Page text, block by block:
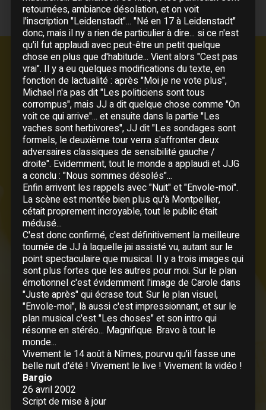
Liste des chansons
Je marche seul
Répétitions : Encore un matin, Une poussière,
Ensemble, C'est pas vrai, Nos mains
Nos mains
Petite fille
Encore un matin
Une poussière
Je voudrais vous revoir
Juste après
En passant
Veiller tard
Et l'on n'y peut rien
Tournent les violons
Ensemble
On ira
Les choses
Né en 17 à Leidenstadt
C'est pas vrai
Il suffira d'un signe
Présentation des musiciens : Je te donne (Michael
Jones), Quand la musique est bonne (Jacky
retournées, ambiance désolation, et on voit
l'inscription "Leidenstadt"... "Né en 17 à Leidenstadt"
donc, mais il ny a rien de particulier à dire... si ce n'est
qu'il fut applaudi avec peut-être un petit quelque
chose en plus que d'habitude... Vient alors "Cest pas
vrai". Il y a eu quelques modifications du texte, en
fonction de lactualité : après "Moi je ne vote plus",
Michael n'a pas dit "Les politiciens sont tous
corrompus", mais JJ a dit quelque chose comme "On
voit ce qui arrive"... et ensuite dans la partie "Les
vaches sont herbivores", JJ dit "Les sondages sont
formels, le deuxième tour verra s'affronter deux
adversaires classiques de sensibilité gauche /
droite". Evidemment, tout le monde a applaudi et JJG
a conclu : "Nous sommes désolés"...
Enfin arrivent les rappels avec "Nuit" et "Envole-moi".
La scène est montée bien plus qu'à Montpellier,
cétait proprement incroyable, tout le public était
médusé...
C'est donc confirmé, c'est définitivement la meilleure
tournée de JJ à laquelle jai assisté vu, autant sur le
point spectaculaire que musical. Il y a trois images qui
sont plus fortes que les autres pour moi. Sur le plan
émotionnel c'est évidemment l'image de Carole dans
"Juste après" qui écrase tout. Sur le plan visuel,
"Envole-moi", là aussi c'est impressionnant, et sur le
plan musical c'est "Les choses" et son intro qui
résonne en stéréo... Magnifique. Bravo à tout le
monde...
Vivement le 14 août à Nîmes, pourvu qu'il fasse une
belle nuit d'été ! Vivement le live ! Vivement la vidéo !
Bargio
26 avril 2002
Script de mise à jour